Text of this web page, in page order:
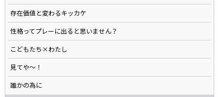
存在価値と変わるキッカケ
性格ってプレーに出ると思いません？
こどもたち×わたし
見てや～！
誰かの為に